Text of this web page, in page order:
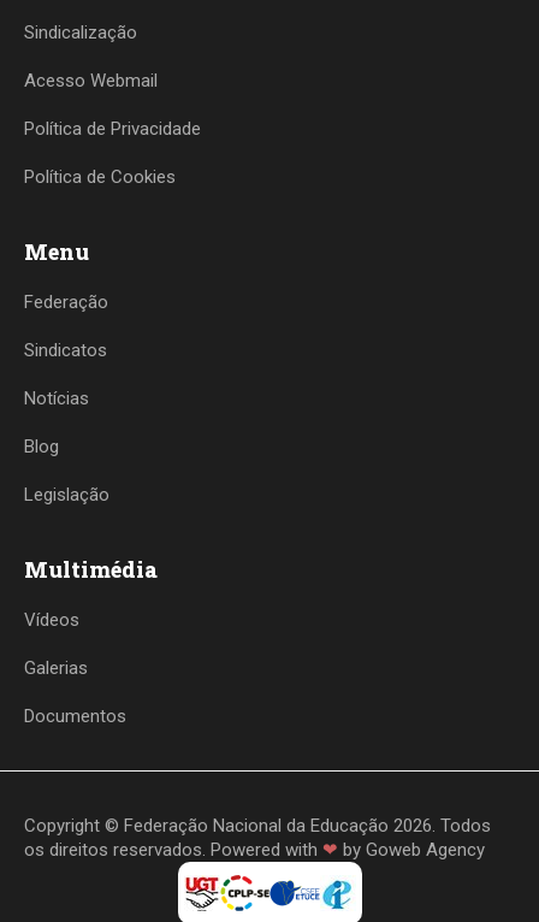
Sindicalização
Acesso Webmail
Política de Privacidade
Política de Cookies
Menu
Federação
Sindicatos
Notícias
Blog
Legislação
Multimédia
Vídeos
Galerias
Documentos
Copyright © Federação Nacional da Educação 2026. Todos
os direitos reservados. Powered with ❤ by Goweb Agency